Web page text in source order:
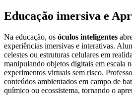
Educação imersiva e
Na educação, os óculos inteligentes
experiências imersivas e interativas.
celestes ou estruturas celulares em
manipulando objetos digitais em escala
experimentos virtuais sem risco.
conteúdos ambientados em campo de
químico ou ecossistema, tornando o